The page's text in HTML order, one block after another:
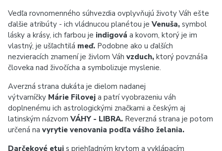
Vedľa rovnomenného súhvezdia ovplyvňujú životy Váh ešte
ďalšie atribúty - ich vládnucou planétou je Venuša, symbol
lásky a krásy, ich farbou je indigová a kovom, ktorý je im
vlastný, je ušľachtilá meď. Podobne ako u ďalších
nezvieracích znamení je živlom Váh vzduch, ktorý povznáša
človeka nad živočícha a symbolizuje myslenie.
Averzná strana dukáta je dielom nadanej
výtvarníčky Márie Filovej a patrí vyobrazeniu váh
doplnenému ich astrologickými značkami a českým aj
latinským názvom VÁHY - LIBRA. Reverzná strana je potom
určená na vyrytie venovania podľa vášho želania.
Darčekové etui s priehľadným krytom a vyklápacím